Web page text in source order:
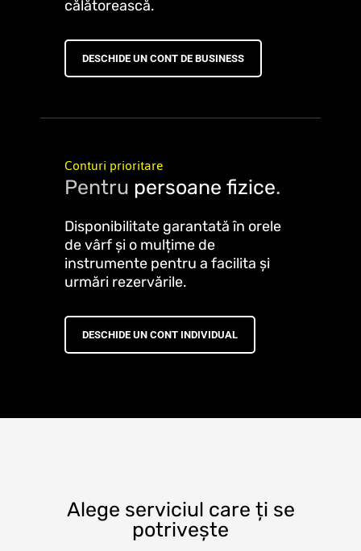
călătorească.
DESCHIDE UN CONT DE BUSINESS
Conturi prioritare
Pentru persoane fizice.
Disponibilitate garantată în orele
de vârf și o mulțime de
instrumente pentru a facilita și
urmări rezervările.
DESCHIDE UN CONT INDIVIDUAL
Alege serviciul care ți se
potrivește